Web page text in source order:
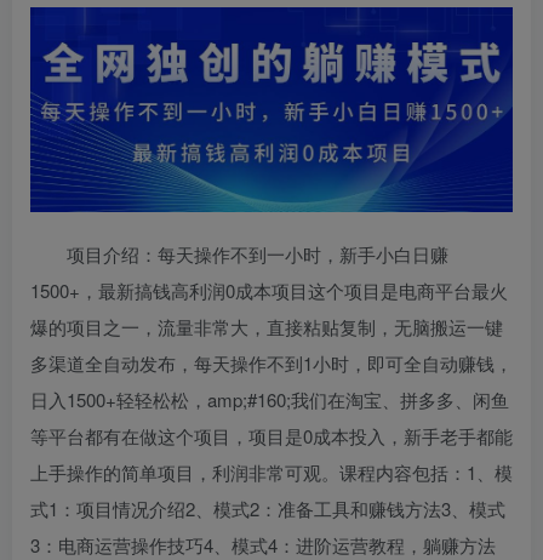
项目介绍：每天操作不到一小时，新手小白日赚
1500+，最新搞钱高利润0成本项目这个项目是电商平台最火
爆的项目之一，流量非常大，直接粘贴复制，无脑搬运一键
多渠道全自动发布，每天操作不到1小时，即可全自动赚钱，
日入1500+轻轻松松，amp;#160;我们在淘宝、拼多多、闲鱼
等平台都有在做这个项目，项目是0成本投入，新手老手都能
上手操作的简单项目，利润非常可观。课程内容包括：1、模
式1：项目情况介绍2、模式2：准备工具和赚钱方法3、模式
3：电商运营操作技巧4、模式4：进阶运营教程，躺赚方法